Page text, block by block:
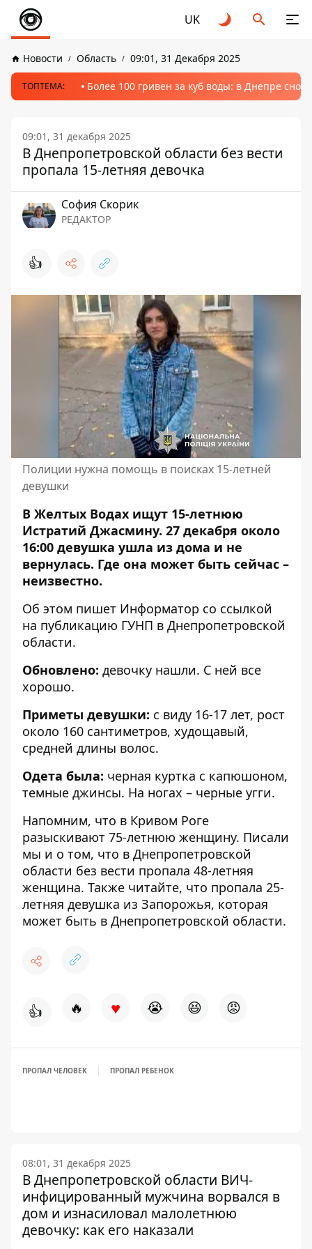
UK
Новости Область 09:01, 31 Декабря 2025
ТОПТЕМА: Более 100 гривен за куб воды: в Днепре
09:01, 31 декабря 2025
В Днепропетровской области без вести
пропала 15-летняя девочка
София Скорик
РЕДАКТОР
👍
Полиции нужна помощь в поисках 15-летней
девушки
В Желтых Водах ищут 15-летнюю
Истратий Джасмину. 27 декабря около
16:00 девушка ушла из дома и не
вернулась. Где она может быть сейчас –
неизвестно.
Об этом пишет Информатор со ссылкой
на публикацию ГУНП в Днепропетровской
области.
Обновлено: девочку нашли. С ней все
хорошо.
Приметы девушки: с виду 16-17 лет, рост
около 160 сантиметров, худощавый,
средней длины волос.
Одета была: черная куртка с капюшоном,
темные джинсы. На ногах – черные угги.
Напомним, что в Кривом Роге
разыскивают 75-летнюю женщину. Писали
мы и о том, что в Днепропетровской
области без вести пропала 48-летняя
женщина. Также читайте, что пропала 25-
летняя девушка из Запорожья, которая
может быть в Днепропетровской области.
👍 🔥 ♥ 😭 😆 😡
ПРОПАЛ ЧЕЛОВЕК ПРОПАЛ РЕБЕНОК
08:01, 31 декабря 2025
В Днепропетровской области ВИЧ-
инфицированный мужчина ворвался в
дом и изнасиловал малолетнюю
девочку: как его наказали